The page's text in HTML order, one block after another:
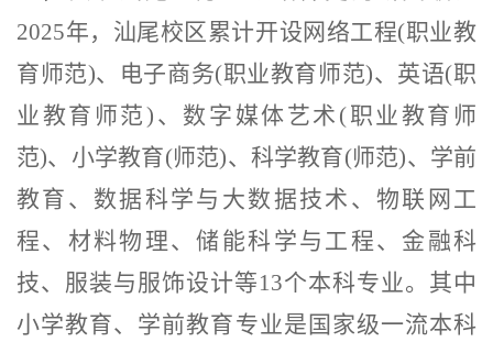
2025年，汕尾校区累计开设网络工程(职业教
育师范)、电子商务(职业教育师范)、英语(职
业教育师范)、数字媒体艺术(职业教育师
范)、小学教育(师范)、科学教育(师范)、学前
教育、数据科学与大数据技术、物联网工
程、材料物理、储能科学与工程、金融科
技、服装与服饰设计等13个本科专业。 其中
小学教育、学前教育专业是国家级一流本科